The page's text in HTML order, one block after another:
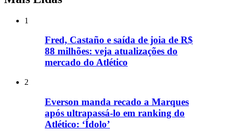
1
Fred, Castaño e saída de joia de R$
88 milhões: veja atualizações do
mercado do Atlético
2
Everson manda recado a Marques
após ultrapassá-lo em ranking do
Atlético: ‘Ídolo’